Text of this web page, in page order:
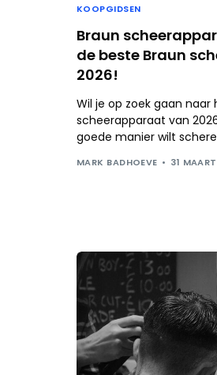
KOOPGIDSEN
Braun
de beste Braun
2026!
Wil je op zoek gaan naar
scheerapparaat van
goede manier wilt
MARK BADHOEVE 31